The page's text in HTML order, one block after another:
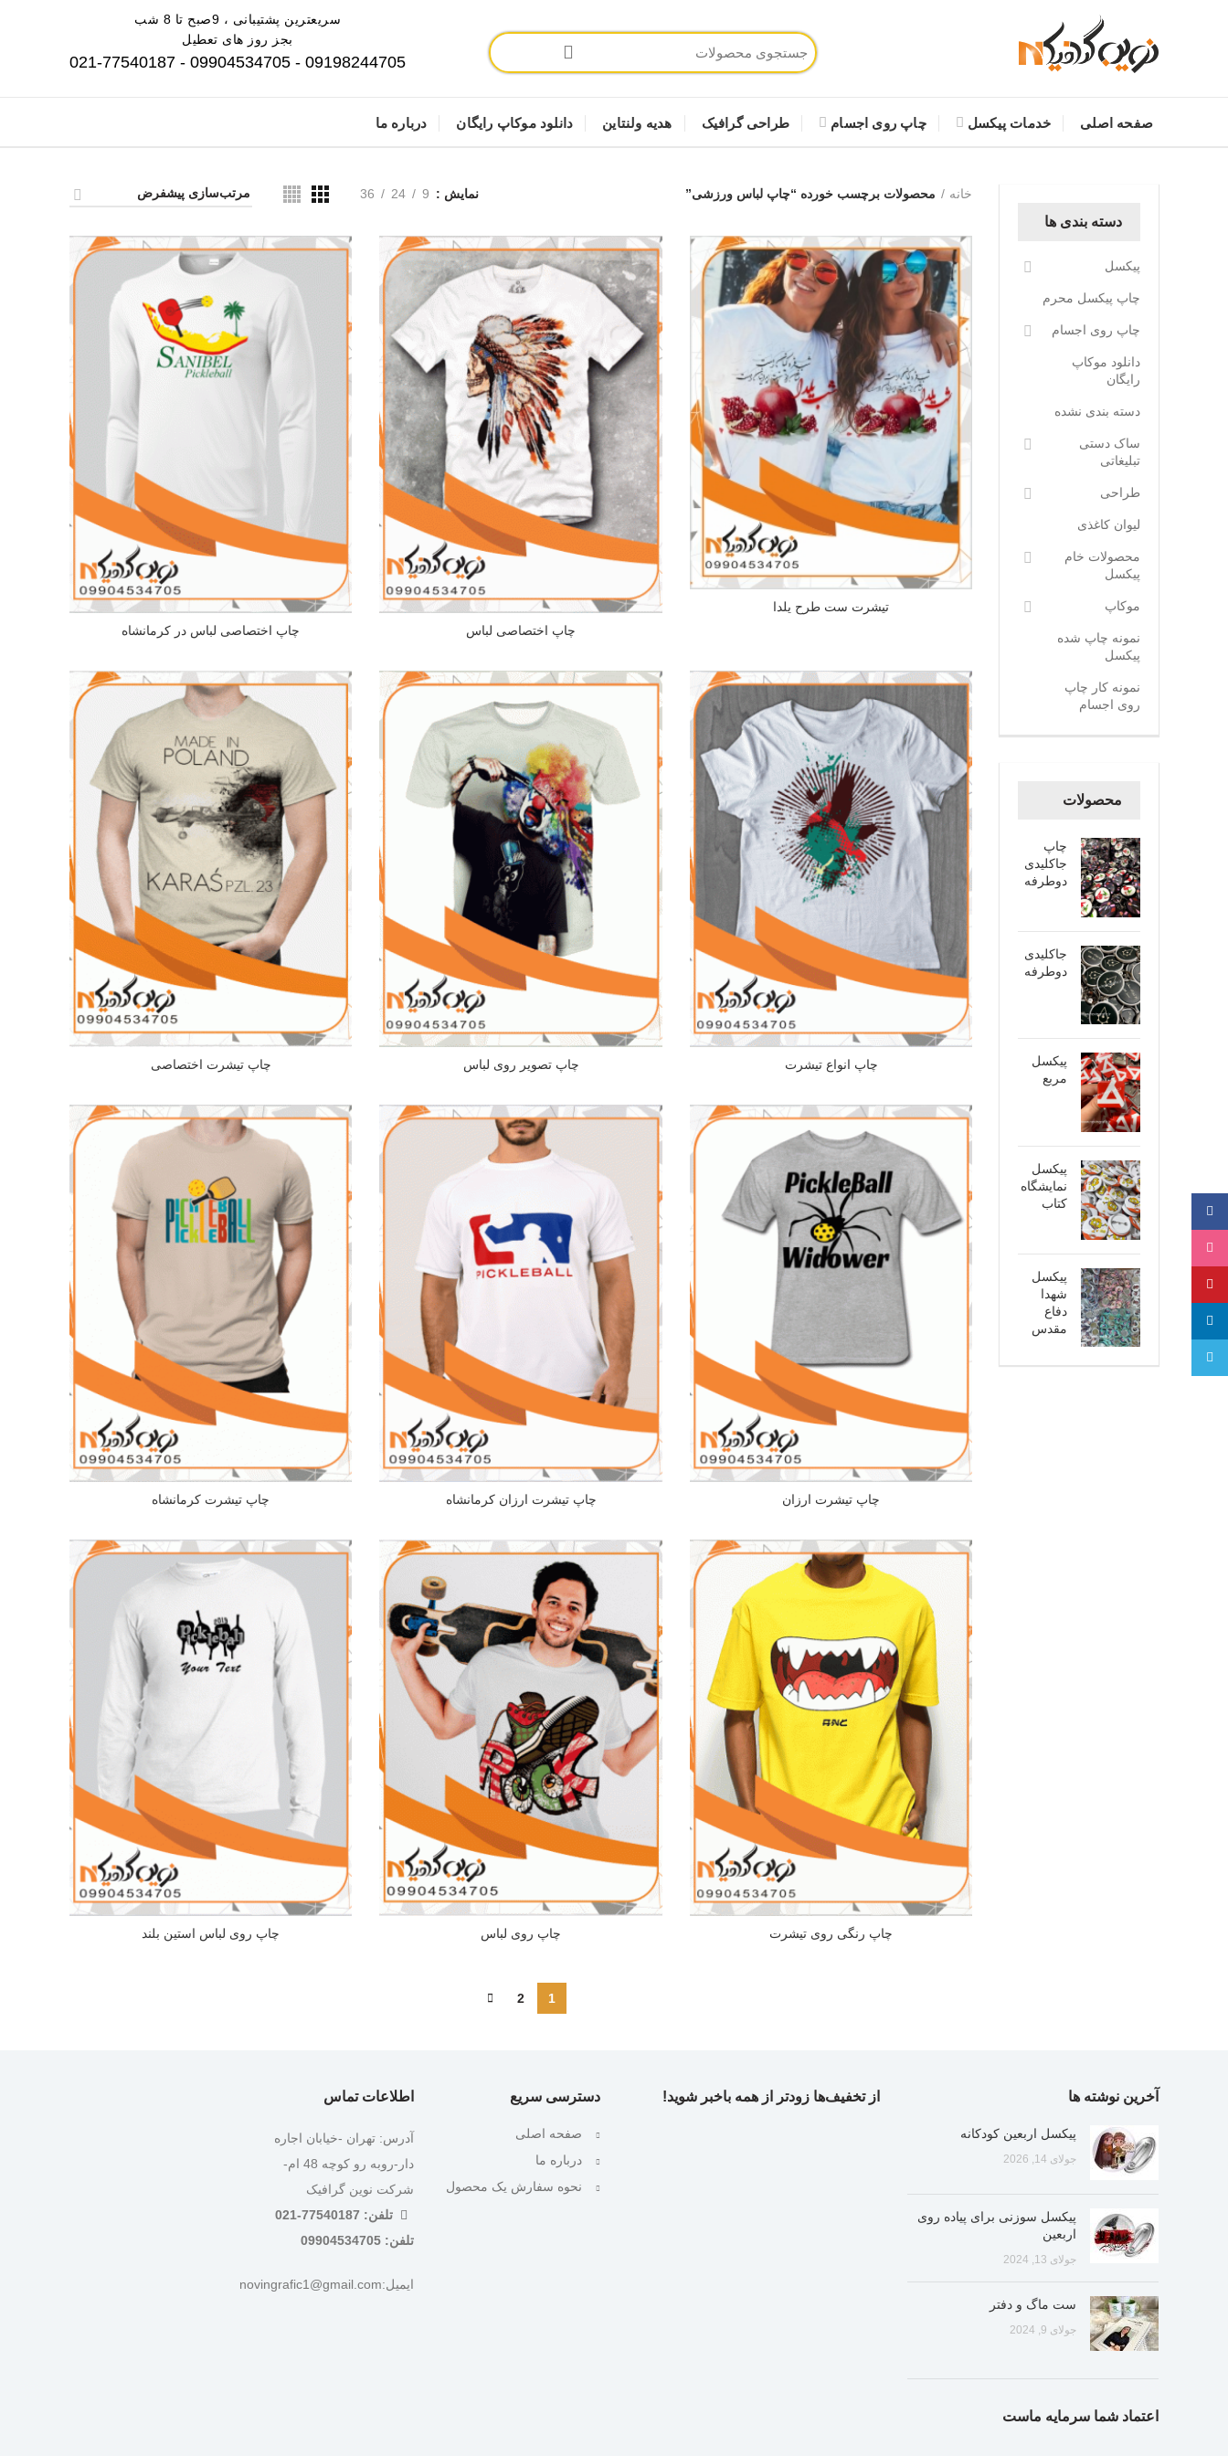
سریعترین پشتیبانی ، 9صبح تا 8 شب
بجز روز های تعطیل
09198244705 - 09904534705 - 021-77540187
صفحه اصلی خدمات پیکسل چاپ روی اجسام طراحی گرافیک هدیه ولنتاین دانلود موکاپ رایگان درباره ما
خانه محصولات برچسب خورده “چاپ لباس ورزشی” نمایش 9
24
36
تیشرت ست طرح یلدا
چاپ اختصاصی لباس
چاپ اختصاصی لباس در کرمانشاه
چاپ انواع تیشرت چاپ تصویر روی لباس چاپ تیشرت اختصاصی
چاپ تیشرت ارزان چاپ تیشرت ارزان کرمانشاه چاپ تیشرت کرمانشاه
چاپ رنگی روی تیشرت چاپ روی لباس چاپ روی لباس استین بلند
1
2
دسته بندی ها
پیکسل
چاپ پیکسل محرم
چاپ روی اجسام
دانلود موکاپ
رایگان
دسته بندی نشده
ساک دستی
تبلیغاتی
طراحی
لیوان کاغذی
محصولات خام
پیکسل
موکاپ
نمونه چاپ شده
پیکسل
نمونه کار چاپ
روی اجسام
محصولات
چاپ
جاکلیدی
دوطرفه
جاکلیدی
دوطرفه
پیکسل
مربع
پیکسل
نمایشگاه
کتاب
پیکسل
شهدا
دفاع
مقدس
آخرین نوشته ها
پیکسل اربعین کودکانه
جولای 14, 2026
پیکسل سوزنی برای پیاده روی
اربعین
جولای 13, 2024
ست ماگ و دفتر
جولای 9, 2024
اعتماد شما سرمایه ماست
از تخفیف‌ها زودتر از همه باخبر شوید! دسترسی سریع
صفحه اصلی
درباره ما
نحوه سفارش یک محصول
اطلاعات تماس
آدرس: تهران -خیابان اجاره
دار-روبه رو کوچه 48 ام-
شرکت نوین گرافیک
تلفن: 77540187-021
تلفن: 09904534705
ایمیل:novingrafic1@gmail.com
فیسبوک
اینستاگرام
پینترست
لینکدین
تلگرام